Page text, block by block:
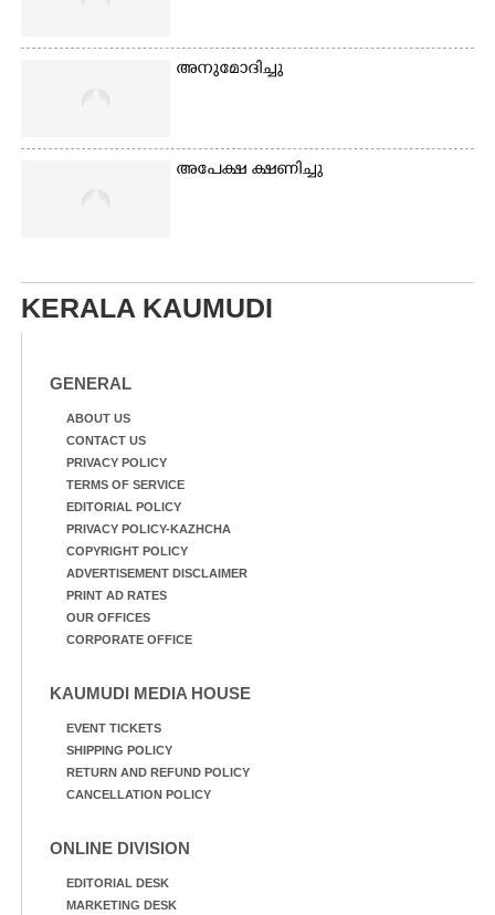
അനുമോദിച്ചു
അപേക്ഷ ക്ഷണിച്ചു
KERALA KAUMUDI
GENERAL
ABOUT US
CONTACT US
PRIVACY POLICY
TERMS OF SERVICE
EDITORIAL POLICY
PRIVACY POLICY-KAZHCHA
COPYRIGHT POLICY
ADVERTISEMENT DISCLAIMER
PRINT AD RATES
OUR OFFICES
CORPORATE OFFICE
KAUMUDI MEDIA HOUSE
EVENT TICKETS
SHIPPING POLICY
RETURN AND REFUND POLICY
CANCELLATION POLICY
ONLINE DIVISION
EDITORIAL DESK
MARKETING DESK